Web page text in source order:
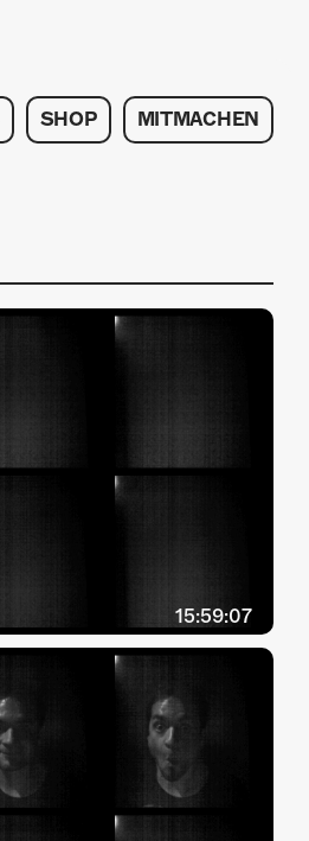
SHOP MITMACHEN
15:59:07